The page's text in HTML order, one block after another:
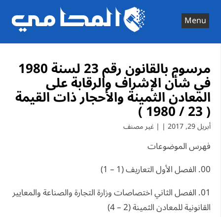
content
Menu
مرسوم بالقانون رقم 23 لسنة 1980
في شأن الإشراف والرقابة على
المعادن الثمينة والأحجار ذات القيمة
( 23 / 1980 )
أبريل 29, 2017 | | غير مصنف
فهرس الموضوعات
00. الفصل الأول التعاريف (1 – 1)
01. الفصل الثاني اختصاصات وزارة التجارة والصناعة والمعايير
القانونية للمعادن الثمينة (2 – 4)